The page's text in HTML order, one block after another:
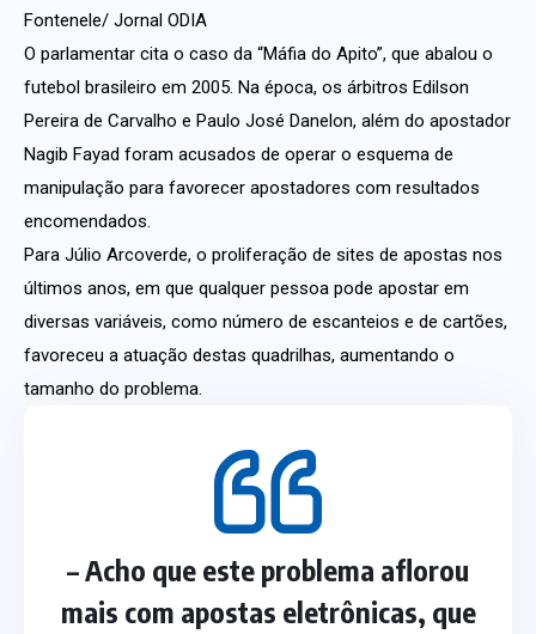
Fontenele/ Jornal ODIA
O parlamentar cita o caso da “Máfia do Apito”, que abalou o
futebol brasileiro em 2005. Na época, os árbitros Edilson
Pereira de Carvalho e Paulo José Danelon, além do apostador
Nagib Fayad foram acusados de operar o esquema de
manipulação para favorecer apostadores com resultados
encomendados.
Para Júlio Arcoverde, o proliferação de sites de apostas nos
últimos anos, em que qualquer pessoa pode apostar em
diversas variáveis, como número de escanteios e de cartões,
favoreceu a atuação destas quadrilhas, aumentando o
tamanho do problema.
– Acho que este problema aflorou
mais com apostas eletrônicas, que